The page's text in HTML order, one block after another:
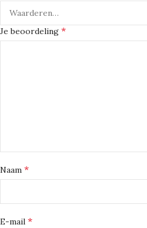
Je beoordeling *
Naam *
E-mail *